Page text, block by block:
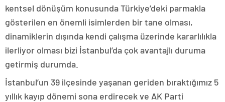
kentsel dönüşüm konusunda Türkiye’deki parmakla
gösterilen en önemli isimlerden bir tane olması,
dinamiklerin dışında kendi çalışma üzerinde kararlılıkla
ilerliyor olması bizi İstanbul’da çok avantajlı duruma
getirmiş durumda.
İstanbul’un 39 ilçesinde yaşanan geriden bıraktığımız 5
yıllık kayıp dönemi sona erdirecek ve AK Parti